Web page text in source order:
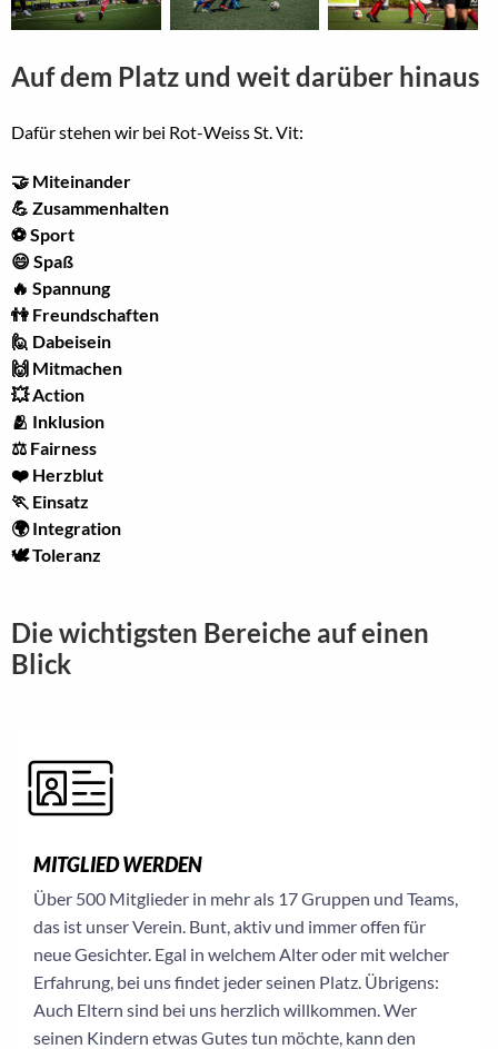
Auf dem Platz und weit darüber hinaus
Dafür stehen wir bei Rot-Weiss St. Vit:
🤝 Miteinander
💪 Zusammenhalten
⚽ Sport
😄 Spaß
🔥 Spannung
👫 Freundschaften
🙋 Dabeisein
🙌 Mitmachen
💥 Action
🫂 Inklusion
⚖️ Fairness
❤️ Herzblut
🏃 Einsatz
🌍 Integration
🕊️ Toleranz
Die wichtigsten Bereiche auf einen
Blick
MITGLIED WERDEN
Über 500 Mitglieder in mehr als 17 Gruppen und Teams,
das ist unser Verein. Bunt, aktiv und immer offen für
neue Gesichter. Egal in welchem Alter oder mit welcher
Erfahrung, bei uns findet jeder seinen Platz. Übrigens:
Auch Eltern sind bei uns herzlich willkommen. Wer
seinen Kindern etwas Gutes tun möchte, kann den